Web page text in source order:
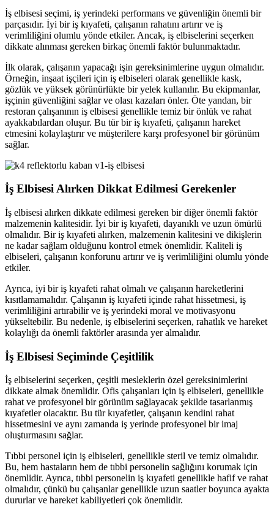
İş elbisesi seçimi, iş yerindeki performans ve güvenliğin önemli bir
parçasıdır. İyi bir iş kıyafeti, çalışanın rahatını artırır ve iş
verimliliğini olumlu yönde etkiler. Ancak, iş elbiselerini seçerken
dikkate alınması gereken birkaç önemli faktör bulunmaktadır.
İlk olarak, çalışanın yapacağı işin gereksinimlerine uygun olmalıdır.
Örneğin, inşaat işçileri için iş elbiseleri olarak genellikle kask,
gözlük ve yüksek görünürlükte bir yelek kullanılır. Bu ekipmanlar,
işçinin güvenliğini sağlar ve olası kazaları önler. Öte yandan, bir
restoran çalışanının iş elbisesi genellikle temiz bir önlük ve rahat
ayakkabılardan oluşur. Bu tür bir iş kıyafeti, çalışanın hareket
etmesini kolaylaştırır ve müşterilere karşı profesyonel bir görünüm
sağlar.
İş Elbisesi Alırken Dikkat Edilmesi Gerekenler
İş elbisesi alırken dikkate edilmesi gereken bir diğer önemli faktör
malzemenin kalitesidir. İyi bir iş kıyafeti, dayanıklı ve uzun ömürlü
olmalıdır. Bir iş kıyafeti alırken, malzemenin kalitesini ve dikişlerin
ne kadar sağlam olduğunu kontrol etmek önemlidir. Kaliteli iş
elbiseleri, çalışanın konforunu artırır ve iş verimliliğini olumlu yönde
etkiler.
Ayrıca, iyi bir iş kıyafeti rahat olmalı ve çalışanın hareketlerini
kısıtlamamalıdır. Çalışanın iş kıyafeti içinde rahat hissetmesi, iş
verimliliğini artırabilir ve iş yerindeki moral ve motivasyonu
yükseltebilir. Bu nedenle, iş elbiselerini seçerken, rahatlık ve hareket
kolaylığı da önemli faktörler arasında yer almalıdır.
İş Elbisesi Seçiminde Çeşitlilik
İş elbiselerini seçerken, çeşitli mesleklerin özel gereksinimlerini
dikkate almak önemlidir. Ofis çalışanları için iş elbiseleri, genellikle
rahat ve profesyonel bir görünüm sağlayacak şekilde tasarlanmış
kıyafetler olacaktır. Bu tür kıyafetler, çalışanın kendini rahat
hissetmesini ve aynı zamanda iş yerinde profesyonel bir imaj
oluşturmasını sağlar.
Tıbbi personel için iş elbiseleri, genellikle steril ve temiz olmalıdır.
Bu, hem hastaların hem de tıbbi personelin sağlığını korumak için
önemlidir. Ayrıca, tıbbi personelin iş kıyafeti genellikle hafif ve rahat
olmalıdır, çünkü bu çalışanlar genellikle uzun saatler boyunca ayakta
dururlar ve hareket kabiliyetleri çok önemlidir.